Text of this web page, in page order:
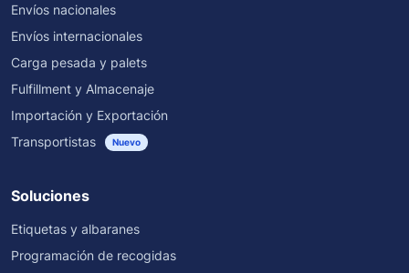
Envíos nacionales
Envíos internacionales
Carga pesada y palets
Fulfillment y Almacenaje
Importación y Exportación
Transportistas
Nuevo
Soluciones
Etiquetas y albaranes
Programación de recogidas